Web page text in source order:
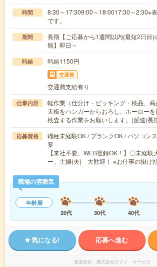
時間
8:30～17:309:00～18:0017:30～2:30※
です。
期間
長期【ご応募から1週間以内(最短2日目)
能】即日～
時給 時給1150円
交通費
交通費支給有り
仕事内容
軽作業（仕分け・ピッキング・検品、商
天板をハンガーからおろし、ホーロー
検査する作業をお願いします。(派遣)
応募資格
職種未経験OK / ブランクOK / パソコン
要
【来社不要、WEB登録OK！】〇未経験
ー、主婦(夫) 大歓迎！ ※お仕事の掛け
職場の雰囲気
年齢層
20代
30代 40代
気になる! 応募へ進む
派遣会社 株式会社テクノ・サービス